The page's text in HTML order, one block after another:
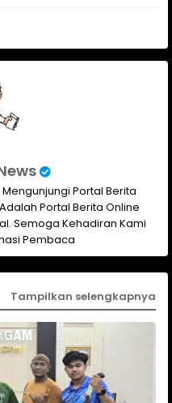
Portal Berita
Portal Berita Online
Semoga Kehadiran Kami
Pembaca
Tampilkan selengkapnya